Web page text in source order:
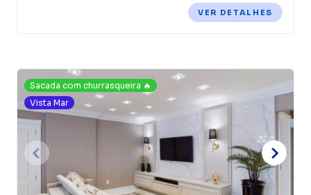
VER DETALHES
Sacada com churrasqueira 🔥
Vista Mar